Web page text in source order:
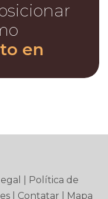
en
Política de
Contatar Mapa